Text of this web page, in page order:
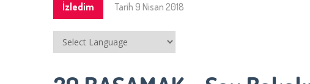
İzledim Tarih 9 Nisan 2018